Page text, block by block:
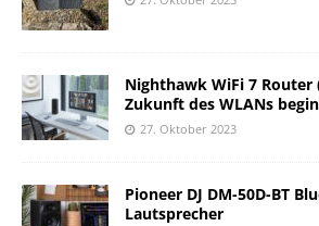
Nighthawk WiFi 7 Router
Zukunft des WLANs
27. Oktober 2023
Pioneer DJ DM-50D-BT
Lautsprecher